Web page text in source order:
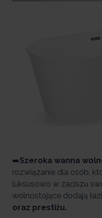
➡️Szeroka wanna
rozwiązanie dla osób,
luksusowo w zaciszu
wolnostojące dodają
oraz prestiżu.